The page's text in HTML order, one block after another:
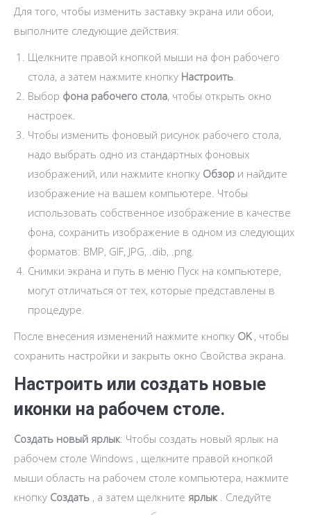
Для того, чтобы изменить заставку экрана или обои,
выполните следующие действия:
Щелкните правой кнопкой мыши на фон рабочего
стола, а затем нажмите кнопку Настроить.
Выбор фона рабочего стола, чтобы открыть окно
настроек.
Чтобы изменить фоновый рисунок рабочего стола,
надо выбрать одно из стандартных фоновых
изображений, или нажмите кнопку Обзор и найдите
изображение на вашем компьютере. Чтобы
использовать собственное изображение в качестве
фона, сохранить изображение в одном из следующих
форматов: BMP, GIF, JPG, .dib, .png.
Снимки экрана и путь в меню Пуск на компьютере,
могут отличаться от тех, которые представлены в
процедуре.
После внесения изменений нажмите кнопку OK, чтобы
сохранить настройки и закрыть окно Свойства экрана.
Настроить или создать новые
иконки на рабочем столе.
Создать новый ярлык: Чтобы создать новый ярлык на
рабочем столе Windows , щелкните правой кнопкой
мыши область на рабочем столе компьютера, нажмите
кнопку Создать , а затем щелкните ярлык. Следуйте